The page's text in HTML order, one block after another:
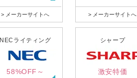
> メーカーサイトへ > メーカーサイトへ
NECライティング
58%OFF～
シャープ
激安特価